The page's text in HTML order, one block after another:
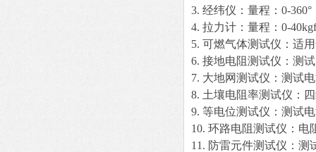
3. 经纬仪：量程：0-
4. 拉力计：量程：0-
5. 可燃气体测试仪：适
6. 接地电阻测试仪：测
7. 大地网测试仪：测试
8. 土壤电阻率测试仪：
9. 等电位测试仪：测试
10. 环路电阻测试仪：
11. 防雷元件测试仪：